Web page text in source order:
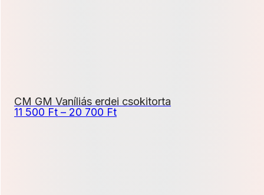
CM GM Vaníliás erdei csokitorta
11 500 Ft – 20 700 FtÁrtartomány: